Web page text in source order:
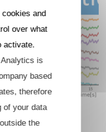
- Two-
and
over what
activate.
is
based
therefore
of your data
the